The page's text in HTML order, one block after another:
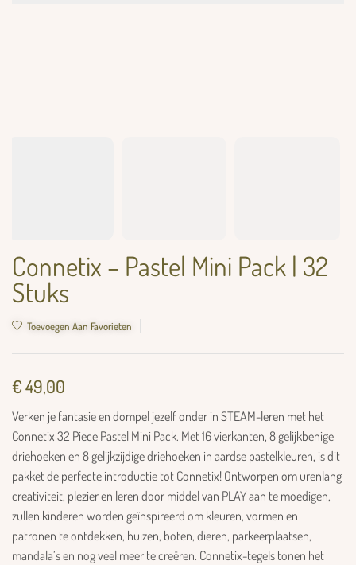
Connetix – Pastel Mini Pack | 32
Stuks
Toevoegen Aan Favorieten
€49,00
Verken je fantasie en dompel jezelf onder in STEAM-leren met het
Connetix 32 Piece Pastel Mini Pack. Met 16 vierkanten, 8 gelijkbenige
driehoeken en 8 gelijkzijdige driehoeken in aardse pastelkleuren, is dit
pakket de perfecte introductie tot Connetix! Ontworpen om urenlang
creativiteit, plezier en leren door middel van PLAY aan te moedigen,
zullen kinderen worden geïnspireerd om kleuren, vormen en
patronen te ontdekken, huizen, boten, dieren, parkeerplaatsen,
mandala’s en nog veel meer te creëren. Connetix-tegels tonen het